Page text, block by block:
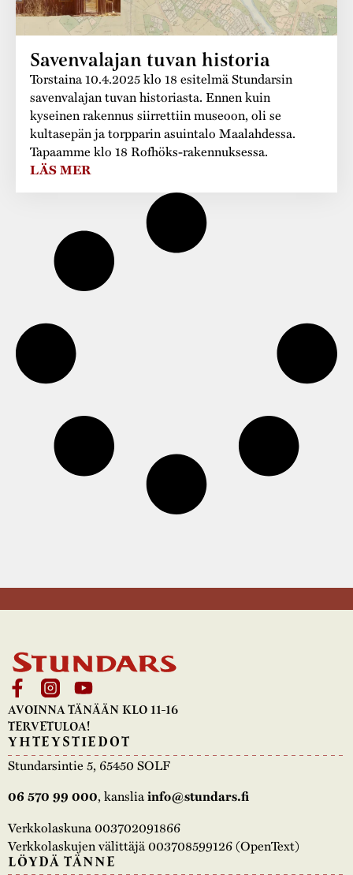
Vaellusreitti
Kestävä kehitys
Turvallisuus
Yhteystiedot
Varaa tilat
Jarl Hemmer
Rakennukset
Rakennusperintö
Museokokoelmat
Museopedagogiikka
Käsityö
Projektit
YSTÄVÄT
Markkinat
Vuosikertomukset
Vuoden Gunnar
Savenvalajan tuvan historia
Torstaina 10.4.2025 klo 18 esitelmä Stundarsin
savenvalajan tuvan historiasta. Ennen kuin
kyseinen rakennus siirrettiin museoon, oli se
kultasepän ja torpparin asuintalo Maalahdessa.
Tapaamme klo 18 Rofhöks-rakennuksessa.
LÄS MER
AVOINNA TÄNÄÄN KLO 11-16
TERVETULOA!
YHTEYSTIEDOT
Stundarsintie 5, 65450 SOLF
06 570 99 000, kansliainfo@stundars.fi
Verkkolaskuna 003702091866
Verkkolaskujen välittäjä 003708599126 (OpenText)
LÖYDÄ TÄNNE